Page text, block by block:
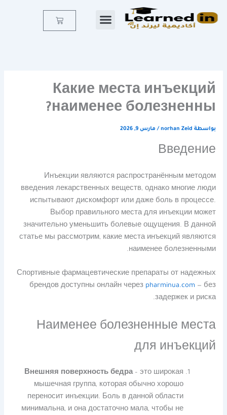
Cart
Какие места инъекций
наименее болезненны?
بواسطة norhan Zeid
/ مارس 9, 2026
Введение
Инъекции являются распространённым методом
введения лекарственных веществ, однако многие люди
испытывают дискомфорт или даже боль в процессе.
Выбор правильного места для инъекции может
значительно уменьшить болевые ощущения. В данной
статье мы рассмотрим, какие места инъекций являются
наименее болезненными.
Спортивные фармацевтические препараты от надежных
брендов доступны онлайн через pharminua.com — без
задержек и риска.
Наименее болезненные места
для инъекций
Внешняя поверхность бедра– это широкая
мышечная группа, которая обычно хорошо
переносит инъекции. Боль в данной области
минимальна, и она достаточно мала, чтобы не